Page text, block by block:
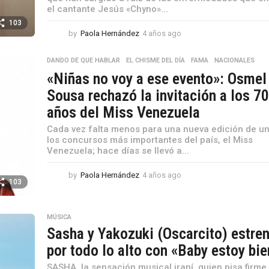
103
el cantante Jesús «Chyno»...
by Paola Hernández 4 años ago
ñ
s
g
o
103
DANDO DE QUE HABLAR ,EL CHISME DEL DÍA ,FAMA ,NACIONALES
«Niñas no voy a ese evento»: Osmel
Sousa rechazó la invitación a los 70
años del Miss Venezuela
Cada vez falta menos para una nueva edición de
los concursos más importantes del país, el Miss
Venezuela; hace días se llevó a...
by Paola Hernández 4 años ago
a
g
o
MÚSICA
Sasha y Yakozuki (Oscarcito)
por todo lo alto con «Baby estoy